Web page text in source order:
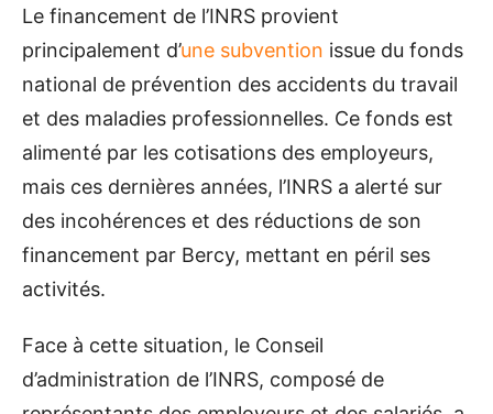
Le financement de l’INRS provient
principalement d’une subvention issue du fonds
national de prévention des accidents du travail
et des maladies professionnelles. Ce fonds est
alimenté par les cotisations des employeurs,
mais ces dernières années, l’INRS a alerté sur
des incohérences et des réductions de son
financement par Bercy, mettant en péril ses
activités.
Face à cette situation, le Conseil
d’administration de l’INRS, composé de